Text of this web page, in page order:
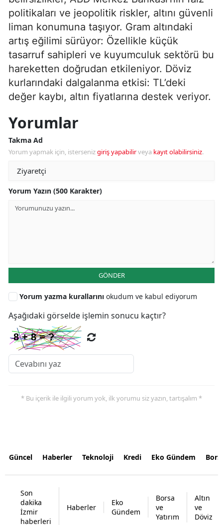
politikaları ve jeopolitik riskler, altını güvenli
liman konumuna taşıyor. Gram altındaki
artış eğilimi sürüyor: Özellikle küçük
tasarruf sahipleri ve kuyumculuk sektörü bu
hareketten doğrudan etkileniyor. Döviz
kurlarındaki dalgalanma etkisi: TL’deki
değer kaybı, altın fiyatlarına destek veriyor.
Yorumlar
Takma Ad
Yorum yapmak için, istersenizgiriş yapabilirveya kayıt olabilirsiniz.
Yorum Yazın (500 Karakter)
GÖNDER
Yorum yazma kurallarını okudum ve kabul ediyorum
Aşağıdaki görselde işlemin sonucu kaçtır?
* Bu içerik ile ilgili yorum yok, ilk yorumu siz yazın, tartışalım *
Güncel Haberler Teknoloji Kredi Eko Gündem
Son
dakika
İzmir
haberleri
Haberler
Eko
Gündem
Borsa
ve
Yatırım
Altın
ve
Döviz